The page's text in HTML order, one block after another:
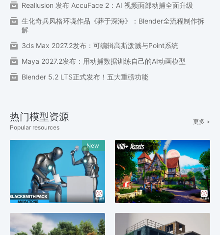
Reallusion 发布 AccuFace 2：AI 视频面部动捕全面升级
生化奇兵风格环境作品《葬于深海》：Blender全流程制作拆
解
3ds Max 2027.2发布：可编辑高斯泼溅与Point系统
Maya 2027.2发布：用动捕数据训练自己的AI动画模型
Blender 5.2 LTS正式发布！五大重磅功能
热门模型资源
Popular resources
更多 >